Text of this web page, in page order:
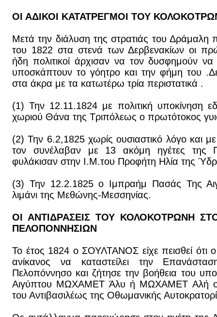
ΟΙ ΑΔΙΚΟΙ ΚΑΤΑΤΡΕΓΜΟΙ ΤΟΥ
Μετά την διάλυση της στρατιάς του Δράμαλη
του 1822 στα στενά των Δερβενακίων οι
ήδη πολιτικοί άρχισαν να τον δυσφημούν
υποσκάπτουν το γόητρο και την φήμη του
στα άκρα με τα κατωτέρω τρία περιστατικά .
(1) Την 12.11.1824 με πολιτική υποκίνηση
χωριού Θάνα της Τριπόλεως ο πρωτότοκος
(2) Την 6.2,1825 χωρίς ουσιαστικό λόγο και
τον συνέλαβαν με 13 ακόμη ηγέτες της
φυλάκισαν στην Ι.Μ.του Προφήτη Ηλία της
(3) Την 12.2.1825 ο Ιμπραήμ Πασάς Της
λιμάνι της Μεθώνης-Μεσσηνίας.
ΟΙ ΑΝΤΙΔΡΑΣΕΙΣ ΤΟΥ ΚΟΛΟΚΟΤΡΩΝΗ
ΠΕΛΟΠΟΝΝΗΣΙΩΝ
Το έτος 1824 ο ΣΟΥΛΤΑΝΟΣ είχε πεισθεί ότι
ανίκανος να καταστείλει την
Πελοπόννησο και ζήτησε την βοήθεια του
Αιγύπτου ΜΩΧΑΜΕΤ Άλυ ή ΜΩΧΑΜΕΤ Αλή ο
του Αντιβασιλέως της Οθωμανικής